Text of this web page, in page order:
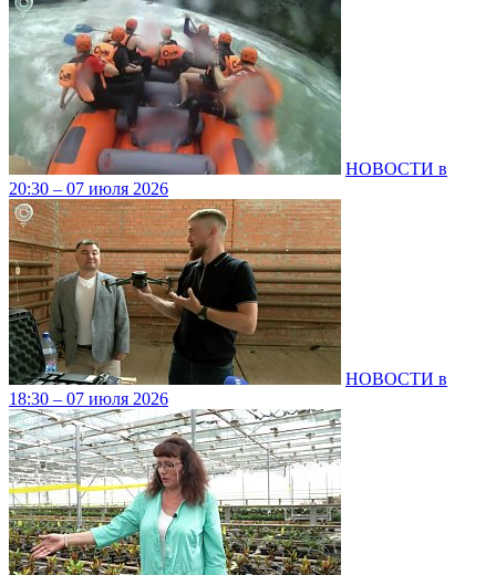
НОВОСТИ в
20:30 – 07 июля 2026
НОВОСТИ в
18:30 – 07 июля 2026